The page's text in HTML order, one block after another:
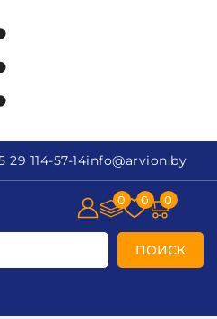
29 114-57-14info@arvion.by
ПОИСК
0 0 0